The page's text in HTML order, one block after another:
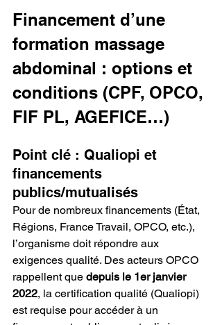
Financement d’une
formation massage
abdominal : options et
conditions (CPF, OPCO,
FIF PL, AGEFICE…)
Point clé : Qualiopi et
financements
publics/mutualisés
Pour de nombreux financements (État,
Régions, France Travail, OPCO, etc.),
l’organisme doit répondre aux
exigences qualité. Des acteurs OPCO
rappellent que depuis le 1er janvier
2022, la certification qualité (Qualiopi)
est requise pour accéder à un